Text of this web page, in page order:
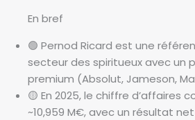
En bref
🟢 Pernod Ricard est une
secteur des spiritueux avec un
premium (Absolut, Jameson,
🟡 En 2025, le chiffre d’affaires
~10,959 M€, avec un résultat